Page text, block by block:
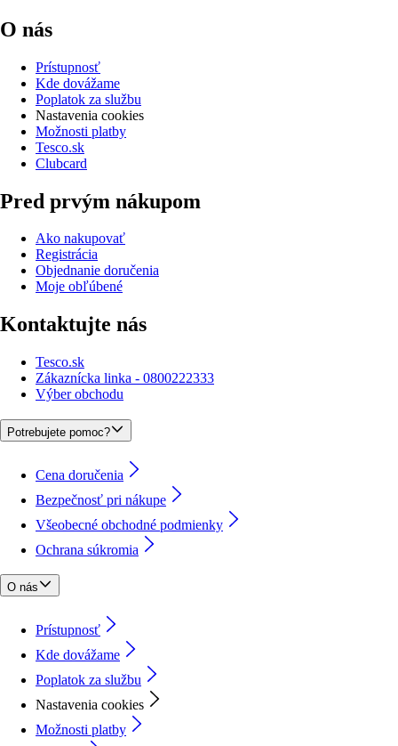
O nás
Prístupnosť
Kde dovážame
Poplatok za službu
Nastavenia cookies
Možnosti platby
Tesco.sk
Clubcard
Pred prvým nákupom
Ako nakupovať
Registrácia
Objednanie doručenia
Moje obľúbené
Kontaktujte nás
Tesco.sk
Zákaznícka linka - 0800222333
Výber obchodu
Potrebujete pomoc?
Cena doručenia
Bezpečnosť pri nákupe
Všeobecné obchodné podmienky
Ochrana súkromia
O nás
Prístupnosť
Kde dovážame
Poplatok za službu
Nastavenia cookies
Možnosti platby